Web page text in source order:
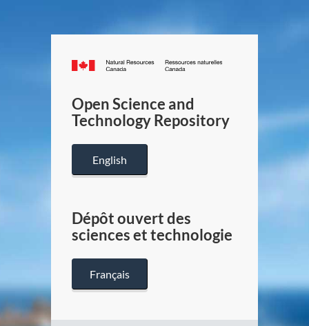
Canada.ca
/
Canada
Open Science and
Technology Repository
English
Dépôt ouvert des
sciences et technologie
Français